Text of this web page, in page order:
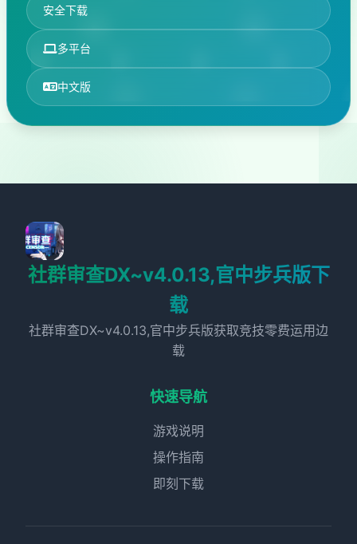
安全下载
多平台
中文版
社群审查DX~v4.0.13,官中步兵版下
载
社群审查DX~v4.0.13,官中步兵版获取竞技零费运用边
载
快速导航
游戏说明
操作指南
即刻下载